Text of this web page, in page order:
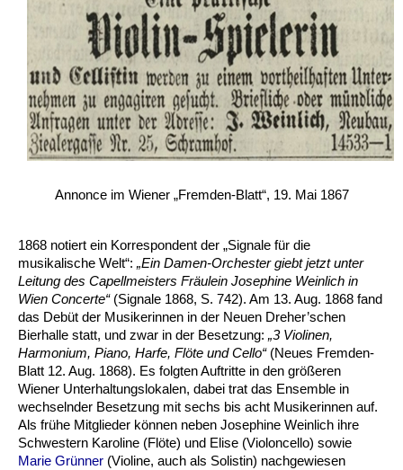
Annonce im Wiener „Fremden-Blatt“, 19. Mai 1867
1868 notiert ein Korrespondent der „Signale für die
musikalische Welt“: „Ein Damen-Orchester giebt jetzt unter
Leitung des Capellmeisters Fräulein Josephine Weinlich in
Wien Concerte“(Signale 1868, S. 742). Am 13. Aug. 1868 fand
das Debüt der Musikerinnen in der Neuen Dreher’schen
Bierhalle statt, und zwar in der Besetzung: „3 Violinen,
Harmonium, Piano, Harfe, Flöte und Cello“(Neues Fremden-
Blatt 12. Aug. 1868). Es folgten Auftritte in den größeren
Wiener Unterhaltungslokalen, dabei trat das Ensemble in
wechselnder Besetzung mit sechs bis acht Musikerinnen auf.
Als frühe Mitglieder können neben Josephine Weinlich ihre
Schwestern Karoline (Flöte) und Elise (Violoncello) sowie
Marie Grünner (Violine, auch als Solistin) nachgewiesen